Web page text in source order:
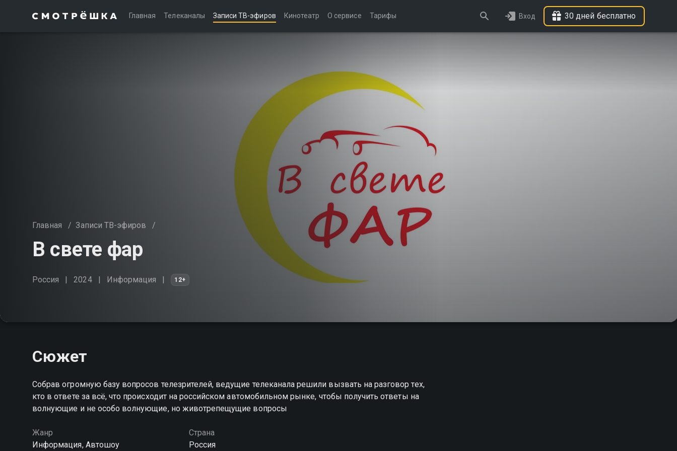
Главная Телеканалы Записи ТВ-эфиров Кинотеатр О сервисе Тарифы Вход 30 дней бесплатно
Главная / Записи ТВ-эфиров /
В свете фар
Россия 2024 Информация 12+
Сюжет
Собрав огромную базу вопросов телезрителей, ведущие телеканала решили вызвать на разговор тех,
кто в ответе за всё, что происходит на российском автомобильном рынке, чтобы получить ответы на
волнующие и не особо волнующие, но животрепещущие вопросы
Жанр
Информация, Автошоу
Страна
Россия